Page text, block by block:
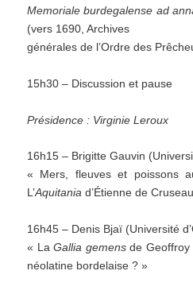
Memoriale burdegalense ad
(vers 1690, Archives
générales de l’Ordre des
15h30 – Discussion et pause
Présidence : Virginie Leroux
16h15 – Brigitte Gauvin
« Mers, fleuves et poissons
L’Aquitania d’Étienne de
16h45 – Denis Bjaï (Université
« LaGallia gemensde Geoffroy
néolatine bordelaise ? »